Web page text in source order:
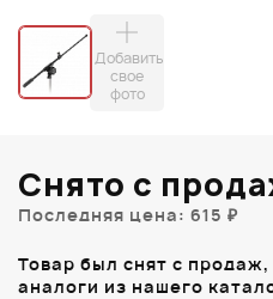
Добавить
свое
фото
Снято с
Последняя цена: 615 ₽
Товар был снят с
аналоги из нашего